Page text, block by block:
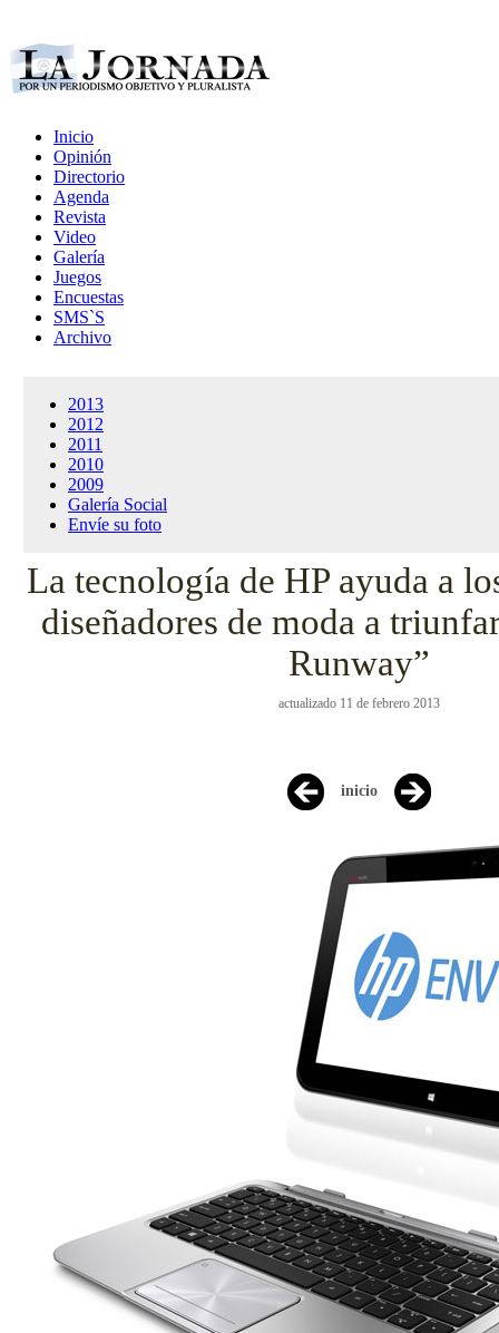
Inicio
Opinión
Directorio
Agenda
Revista
Video
Galería
Juegos
Encuestas
SMS`S
Archivo
2013
2012
2011
2010
2009
Galería Social
Envíe su foto
La tecnología de HP ayuda a
diseñadores de moda a
Runway”
actualizado 11 de febrero 2013
inicio